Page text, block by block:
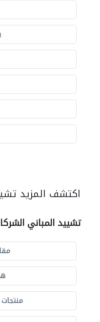
اكتشف المزيد
تشييد المباني
منتجات